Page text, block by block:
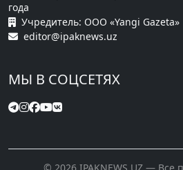
года
Учредитель: ООО «Yangi Gazeta»
editor@ipaknews.uz
МЫ В СОЦСЕТЯХ